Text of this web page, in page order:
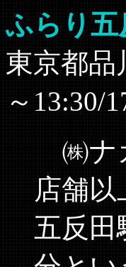
ふらり五
東京都品
～13:30/
㈱ナ
店舗
五反